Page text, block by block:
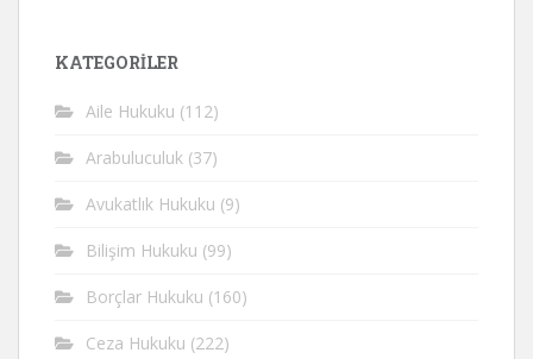
KATEGORİLER
Aile Hukuku (112)
Arabuluculuk (37)
Avukatlık Hukuku (9)
Bilişim Hukuku (99)
Borçlar Hukuku (160)
Ceza Hukuku (222)